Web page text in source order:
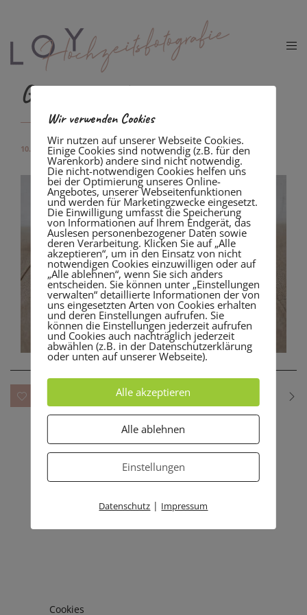
Getting ready groom
10. November 2020
Cookies
Wir verwenden Cookies
Wir nutzen auf unserer Webseite Cookies.
Einige Cookies sind notwendig (z.B. für den
Warenkorb) andere sind nicht notwendig.
Die nicht-notwendigen Cookies helfen uns
bei der Optimierung unseres Online-
Angebotes, unserer Webseitenfunktionen
und werden für Marketingzwecke eingesetzt.
Die Einwilligung umfasst die Speicherung
von Informationen auf Ihrem Endgerät, das
Auslesen personenbezogener Daten sowie
deren Verarbeitung. Klicken Sie auf „Alle
akzeptieren“, um in den Einsatz von nicht
notwendigen Cookies einzuwilligen oder auf
„Alle ablehnen“, wenn Sie sich anders
entscheiden. Sie können unter „Einstellungen
verwalten“ detaillierte Informationen der von
uns eingesetzten Arten von Cookies erhalten
und deren Einstellungen aufrufen. Sie
können die Einstellungen jederzeit aufrufen
und Cookies auch nachträglich jederzeit
abwählen (z.B. in der Datenschutzerklärung
oder unten auf unserer Webseite).
Alle akzeptieren
Alle ablehnen
Einstellungen
Datenschutz | Impressum